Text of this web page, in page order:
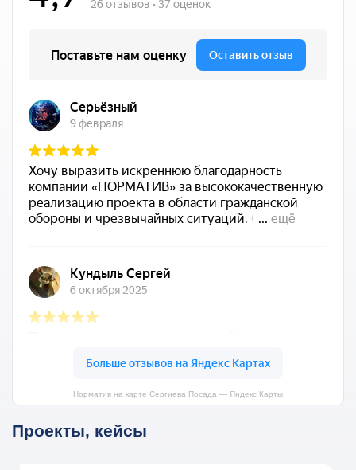
Норматив на карте Сергиева Посада — Яндекс Карты
Проекты, кейсы